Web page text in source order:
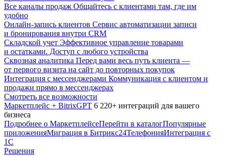
Все каналы продаж Общайтесь с клиентами там, где им
удобно
Онлайн-запись клиентов Сервис автоматизации записи
и бронирования внутри CRM
Складской учет Эффективное управление товарами
и остатками. Доступ с любого устройства
Сквозная аналитика Перед вами весь путь клиента —
от первого визита на сайт до повторных покупок
Интеграция с мессенджерами Коммуникация с клиентом и
продажи прямо в мессенджерах
Смотреть все возможности
Маркетплейс + BitrixGPT 6 220+ интеграций для вашего
бизнеса
Подробнее о МаркетплейсеПерейти в каталогПопулярные
приложенияМиграция в Битрикс24ТелефонияИнтеграция с
1С
Решения